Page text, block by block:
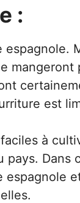
:
mangeront
est
à
Dans